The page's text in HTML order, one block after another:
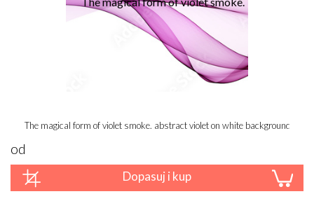
The magical form of violet smoke. abstract violet on white background
od
Dopasuj i kup